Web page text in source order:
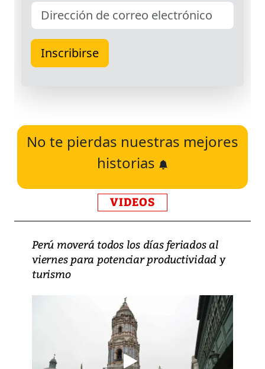
No te pierdas nuestras mejores
historias
VIDEOS
Perú moverá todos los días feriados al
viernes para potenciar productividad y
turismo